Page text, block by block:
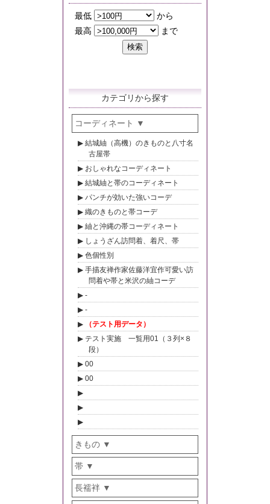
カテゴリから探す
コーディネート
結城紬（高機）のきものと八寸名
古屋帯
おしゃれなコーディネート
結城紬と帯のコーディネート
パンチが効いた強いコーデ
織のきものと帯コーデ
紬と沖縄の帯コーディネート
しょうざん訪問着、着尺、帯
色個性別
手描友禅作家佐藤洋宜作可愛い訪
問着や帯と米沢の紬コーデ
-
-
（テスト用データ）
テスト実施 一覧用01（３列×８
段）
00
00
きもの
帯
長襦袢